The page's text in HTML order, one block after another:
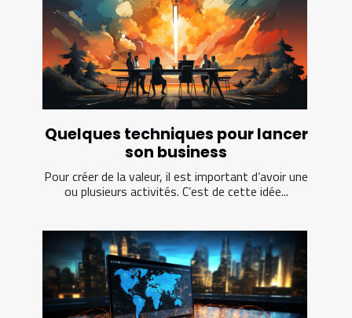
Quelques techniques pour lancer
son business
Pour créer de la valeur, il est important d’avoir une
ou plusieurs activités. C’est de cette idée...